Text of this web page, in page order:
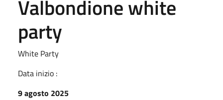
Valbondione white
party
White Party
Data inizio :
9 agosto 2025